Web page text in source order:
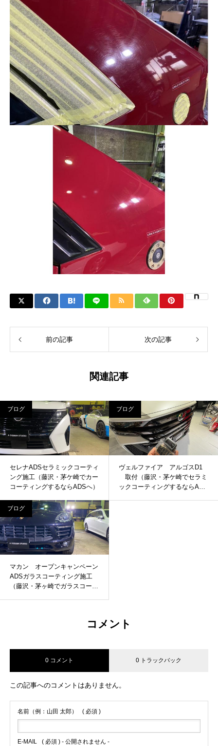
前の記事 次の記事
関連記事
ブログ
セレナADSセラミックコーティ
ング施工（藤沢・茅ケ崎でカー
コーティングするならADSへ）
ブログ
ヴェルファイア アルゴスD1
取付（藤沢・茅ケ崎でセラミ
ックコーティングするならADS
ブログ
マカン オープンキャンペーン
ADSガラスコーティング施工
（藤沢・茅ヶ崎でガラスコーテ
コメント
0 コメント 0 トラックバック
この記事へのコメントはありません。
名前（例：山田 太郎） ( 必須 )
E-MAIL ( 必須 ) - 公開されません -